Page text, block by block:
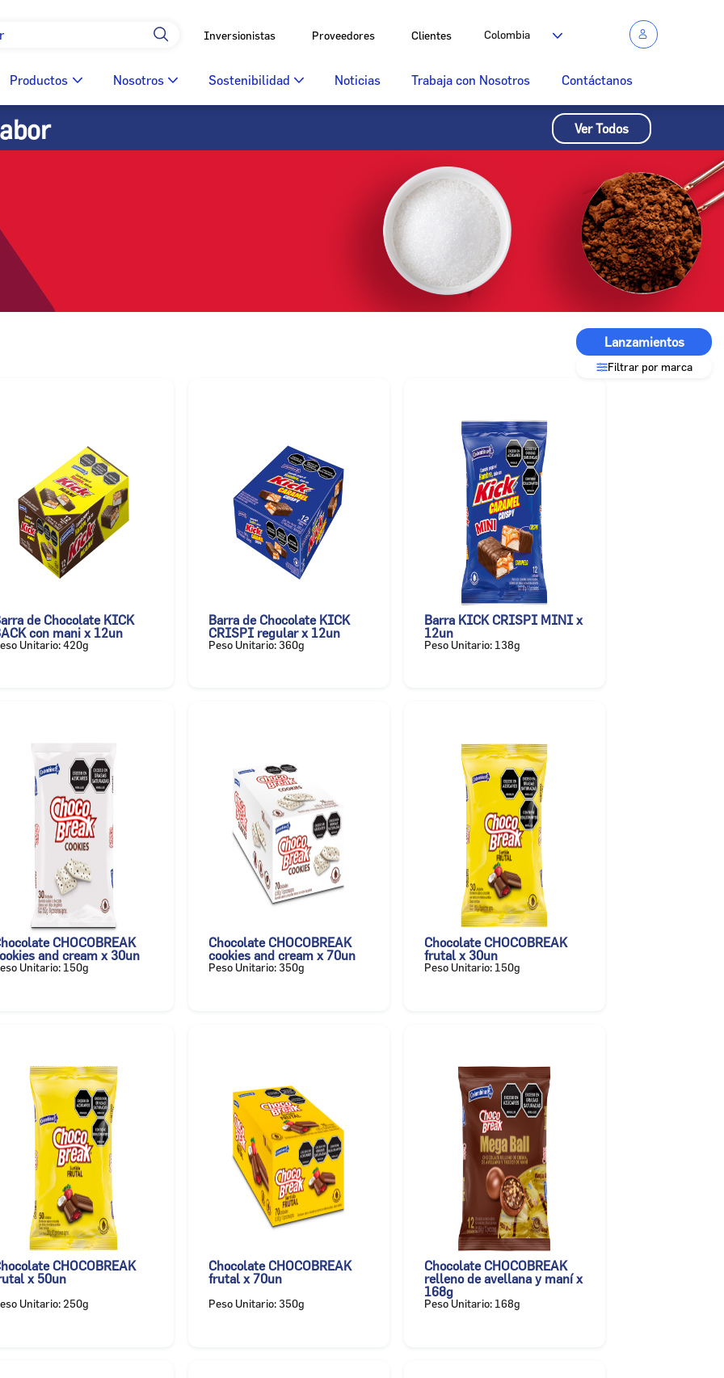
Inversionistas Proveedores Clientes Colombia
Productos Nosotros Sostenibilidad Noticias Trabaja con Nosotros Contáctanos
Ver Todos
Lanzamientos
Filtrar por marca
de Chocolate KICK
con mani x 12un
Unitario: 420g
Barra de Chocolate KICK
CRISPI regular x 12un
Peso Unitario: 360g
Barra KICK CRISPI MINI x
12un
Peso Unitario: 138g
CHOCOBREAK
and cream x 30un
Unitario: 150g
Chocolate CHOCOBREAK
cookies and cream x 70un
Peso Unitario: 350g
Chocolate CHOCOBREAK
frutal x 30un
Peso Unitario: 150g
CHOCOBREAK
x 50un
Unitario: 250g
Chocolate CHOCOBREAK
frutal x 70un
Peso Unitario: 350g
Chocolate CHOCOBREAK
relleno de avellana y maní x
168g
Peso Unitario: 168g